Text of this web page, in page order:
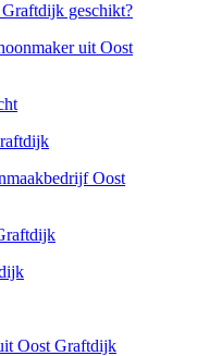
geschikt?
uit Oost
Oost
Oost Graftdijk